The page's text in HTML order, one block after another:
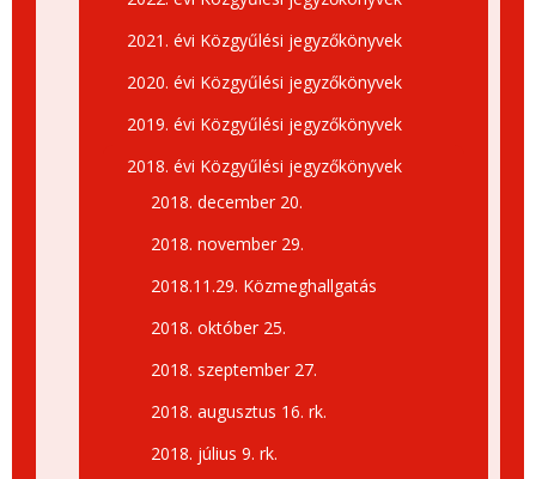
2021. évi Közgyűlési jegyzőkönyvek
2020. évi Közgyűlési jegyzőkönyvek
2019. évi Közgyűlési jegyzőkönyvek
2018. évi Közgyűlési jegyzőkönyvek
2018. december 20.
2018. november 29.
2018.11.29. Közmeghallgatás
2018. október 25.
2018. szeptember 27.
2018. augusztus 16. rk.
2018. július 9. rk.